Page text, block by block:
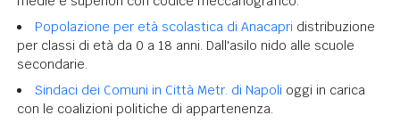
Popolazione per età scolastica di Anacapri distribuzione
per classi di età da 0 a 18 anni. Dall'asilo nido alle scuole
secondarie.
Sindaci dei Comuni in Città Metr. di Napoli oggi in carica
con le coalizioni politiche di appartenenza.